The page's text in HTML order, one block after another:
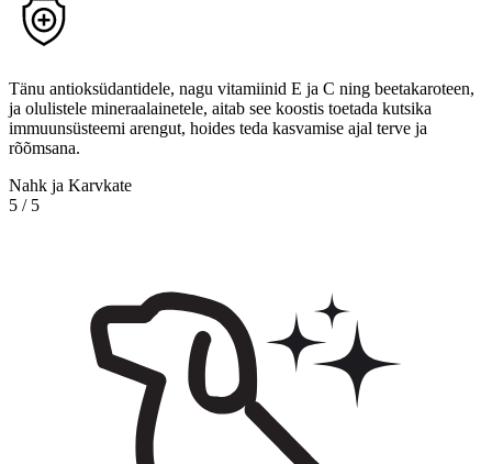
Tänu antioksüdantidele, nagu vitamiinid E ja C ning beetakaroteen,
ja olulistele mineraalainetele, aitab see koostis toetada kutsika
immuunsüsteemi arengut, hoides teda kasvamise ajal terve ja
rõõmsana.
Nahk ja Karvkate
5 / 5